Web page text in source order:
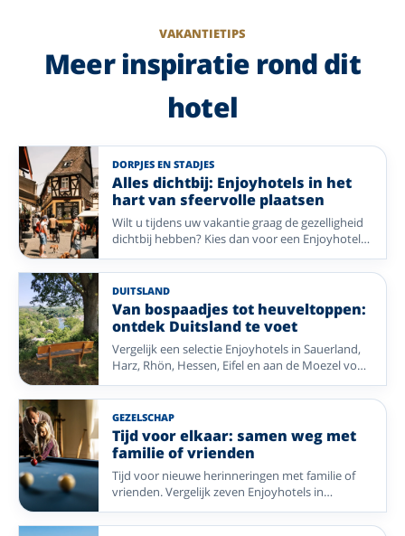
VAKANTIETIPS
Meer inspiratie rond dit
hotel
DORPJES EN STADJES
Alles dichtbij: Enjoyhotels in het
hart van sfeervolle plaatsen
Wilt u tijdens uw vakantie graag de gezelligheid
dichtbij hebben? Kies dan voor een Enjoyhotel
in of nabij het centrum. Van historische pleinen
en sfeervolle winkelstraten tot gezellige
dorpskernen: stap de deur uit en ontdek direct
de charme van uw vakantiebestemming. Geniet
van comfort, gastvrijheid en alle mooie plekken
die op loopafstand liggen.
DUITSLAND
Van bospaadjes tot heuveltoppen:
ontdek Duitsland te voet
Vergelijk een selectie Enjoyhotels in Sauerland,
Harz, Rhön, Hessen, Eifel en aan de Moezel voor
een wandelvakantie door gevarieerde natuur.
GEZELSCHAP
Tijd voor elkaar: samen weg met
familie of vrienden
Tijd voor nieuwe herinneringen met familie of
vrienden. Vergelijk zeven Enjoyhotels in
Nederland, België en Duitsland, van levendige
steden tot rustige natuur.